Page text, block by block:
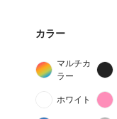
カラー
マルチカ
ラー
ホワイト